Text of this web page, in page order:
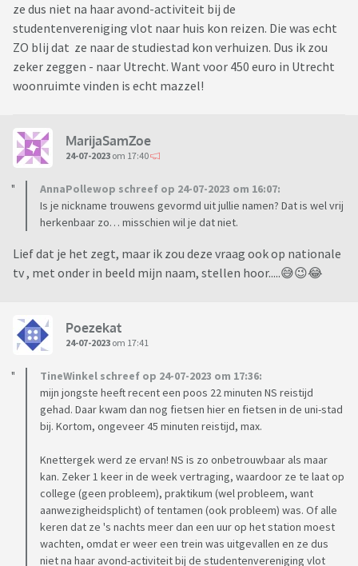
ze dus niet na haar avond-activiteit bij de
studentenvereniging vlot naar huis kon reizen. Die was echt
ZO blij dat ze naar de studiestad kon verhuizen. Dus ik zou
zeker zeggen - naar Utrecht. Want voor 450 euro in Utrecht
woonruimte vinden is echt mazzel!
MarijaSamZoe
24-07-2023 om 17:40
AnnaPollewop schreef op 24-07-2023 om 16:07:
Is je nickname trouwens gevormd uit jullie namen? Dat is wel vrij
herkenbaar zo… misschien wil je dat niet.
Lief dat je het zegt, maar ik zou deze vraag ook op nationale
tv , met onder in beeld mijn naam, stellen hoor.....😅😉😂
Poezekat
24-07-2023 om 17:41
TineWinkel schreef op 24-07-2023 om 17:36:
mijn jongste heeft recent een poos 22 minuten NS reistijd
gehad. Daar kwam dan nog fietsen hier en fietsen in de uni-stad
bij. Kortom, ongeveer 45 minuten reistijd, max.
Knettergek werd ze ervan! NS is zo onbetrouwbaar als maar
kan. Zeker 1 keer in de week vertraging, waardoor ze te laat op
college (geen probleem), praktikum (wel probleem, want
aanwezigheidsplicht) of tentamen (ook probleem) was. Of alle
keren dat ze 's nachts meer dan een uur op het station moest
wachten, omdat er weer een trein was uitgevallen en ze dus
niet na haar avond-activiteit bij de studentenvereniging vlot